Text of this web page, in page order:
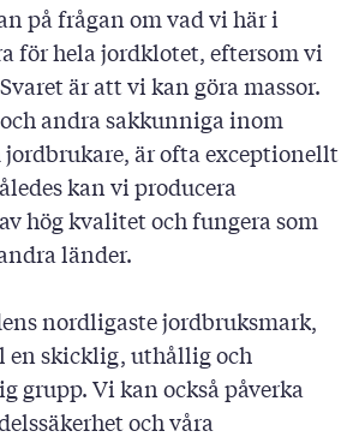
på frågan om vad vi här i
för hela jordklotet, eftersom vi
är att vi kan göra massor.
andra sakkunniga inom
jordbrukare, är ofta exceptionellt
kan vi producera
hög kvalitet och fungera som
länder.
nordligaste jordbruksmark,
en skicklig, uthållig och
grupp. Vi kan också påverka
och våra